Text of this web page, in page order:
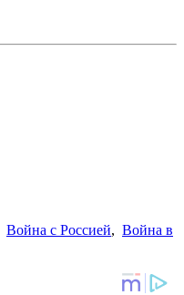
Война с Россией, Война в